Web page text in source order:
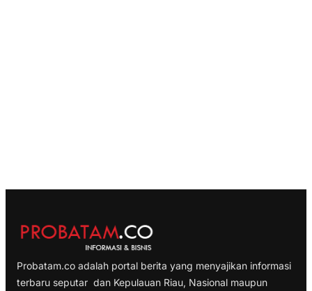
Probatam.co adalah portal berita yang menyajikan informasi
terbaru seputar dan Kepulauan Riau, Nasional maupun